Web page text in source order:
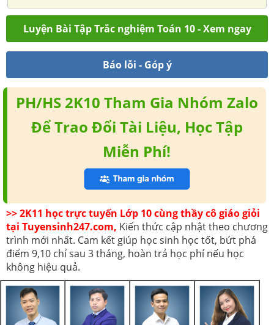
Luyện Bài Tập Trắc nghiệm Toán 10 - Xem ngay
Báo lỗi - Góp ý
PH/HS 2K10 Tham Gia Nhóm Zalo
Để Trao Đổi Tài Liệu, Học Tập
Miễn Phí!
>> 2K11 học trực tuyến Lớp 10 cùng thầy cô giáo giỏi
tại Tuyensinh247.com, Kiến thức cập nhật theo chương
trình mới nhất. Cam kết giúp học sinh học tốt, bứt phá
điểm 9,10 chỉ sau 3 tháng, hoàn trả học phí nếu học
không hiệu quả.